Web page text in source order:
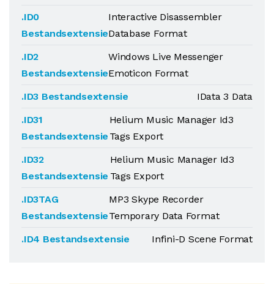
.ID0
Bestandsextensie
Interactive Disassembler
Database Format
.ID2
Bestandsextensie
Windows Live Messenger
Emoticon Format
.ID3 Bestandsextensie
IData 3 Data
.ID31
Bestandsextensie
Helium Music Manager Id3
Tags Export
.ID32
Bestandsextensie
Helium Music Manager Id3
Tags Export
.ID3TAG
Bestandsextensie
MP3 Skype Recorder
Temporary Data Format
.ID4 Bestandsextensie
Infini-D Scene Format